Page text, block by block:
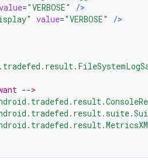
="VERBOSE"
/>
value="VERBOSE"
/>
-->